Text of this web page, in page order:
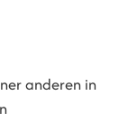
anderen in